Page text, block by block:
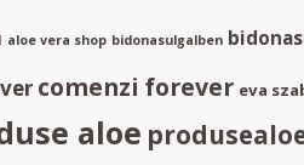
aloe vera shop bidonasulgalben
comenzi forever eva
aloe